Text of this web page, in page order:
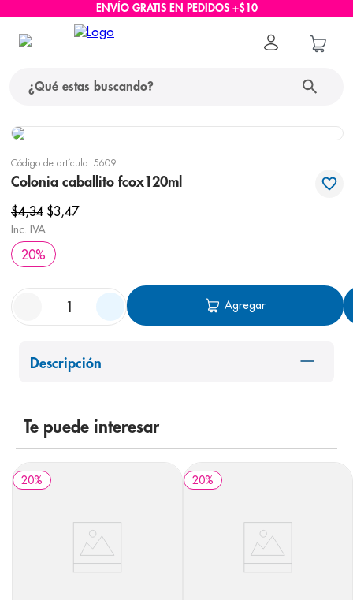
ENVÍO GRATIS EN PEDIDOS +$10
Código de artículo: 5609
Colonia caballito fcox120ml
$4,34 $3,47
Inc. IVA
20%
Agregar
Descripción
Te puede interesar
20% 20%
términos más buscados
1. protector solar
2. pañales
3.
4. cerave
5. nivea
shampoo
8. panolini
10.prueba embarazo